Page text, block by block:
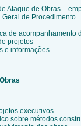
Ataque de Obras –
de Procedimento
de acompanhamento
projetos
e informações
executivos
sobre métodos